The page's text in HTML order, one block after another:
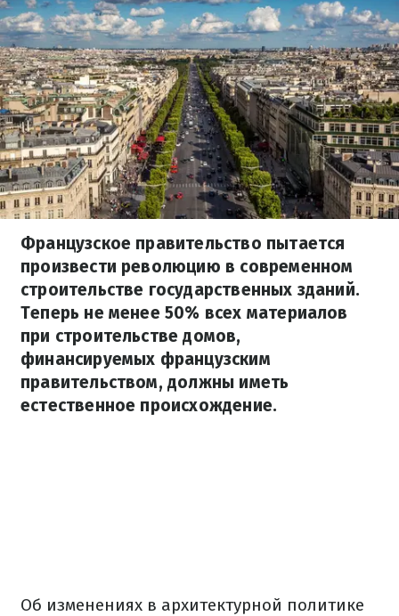
Французское правительство пытается
произвести революцию в современном
строительстве государственных зданий.
Теперь не менее 50% всех материалов
при строительстве домов,
финансируемых французским
правительством, должны иметь
естественное происхождение.
Об изменениях в архитектурной политике